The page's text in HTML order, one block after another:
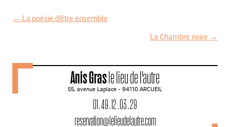
v
g
← La poésie d’être ensemble
La Chambre noire →
Anis Grasle lieu de l'autre
55, avenue Laplace - 94110 ARCUEIL
01 . 49 . 12 . 03 . 29
reservation@lelieudelautre.com